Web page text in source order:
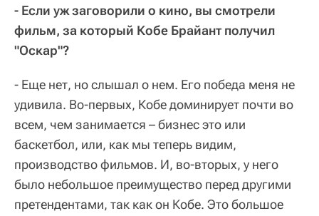
- Если уж заговорили о кино, вы смотрели
фильм, за который Кобе Брайант получил
"Оскар"?
- Еще нет, но слышал о нем. Его победа меня не
удивила. Во-первых, Кобе доминирует почти во
всем, чем занимается – бизнес это или
баскетбол, или, как мы теперь видим,
производство фильмов. И, во-вторых, у него
было небольшое преимущество перед другими
претендентами, так как он Кобе. Это большое